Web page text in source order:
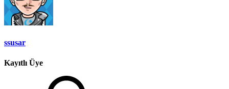
ssusar
Kayıtlı Üye